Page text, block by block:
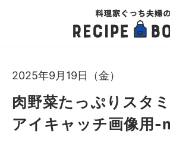
2025年9月19日（金）
肉野菜たっぷりスタミ
アイキャッチ画像用-